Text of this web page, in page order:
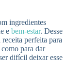
ingredientes
e bem-estar. Desse
perfeita para
para dar
difícil deixar esse